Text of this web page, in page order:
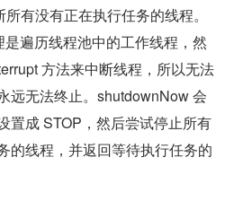
有没有正在执行任务的线程。
遍历线程池中的工作线程，然
方法来中断线程，所以无法
远无法终止。shutdownNow 会
置成 STOP，然后尝试停止所有
的线程，并返回等待执行任务的